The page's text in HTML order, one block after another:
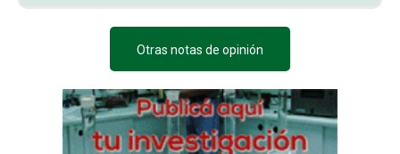
Otras notas de opinión